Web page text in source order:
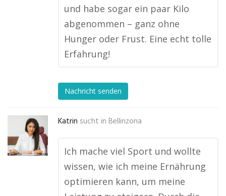
und habe sogar ein paar Kilo
abgenommen – ganz ohne
Hunger oder Frust. Eine echt tolle
Erfahrung!
Nachricht senden
Katrin sucht in Bellinzona
Ich mache viel Sport und wollte
wissen, wie ich meine Ernährung
optimieren kann, um meine